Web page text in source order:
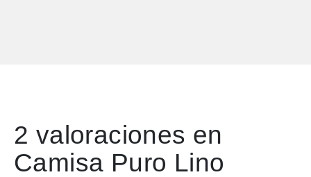
2 valoraciones en
Camisa Puro Lino